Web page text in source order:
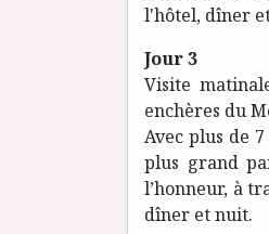
l'hôtel, dîner
Jour 3
Visite
enchères du
Avec plus de
plus grand
l’honneur, à
dîner et nuit.